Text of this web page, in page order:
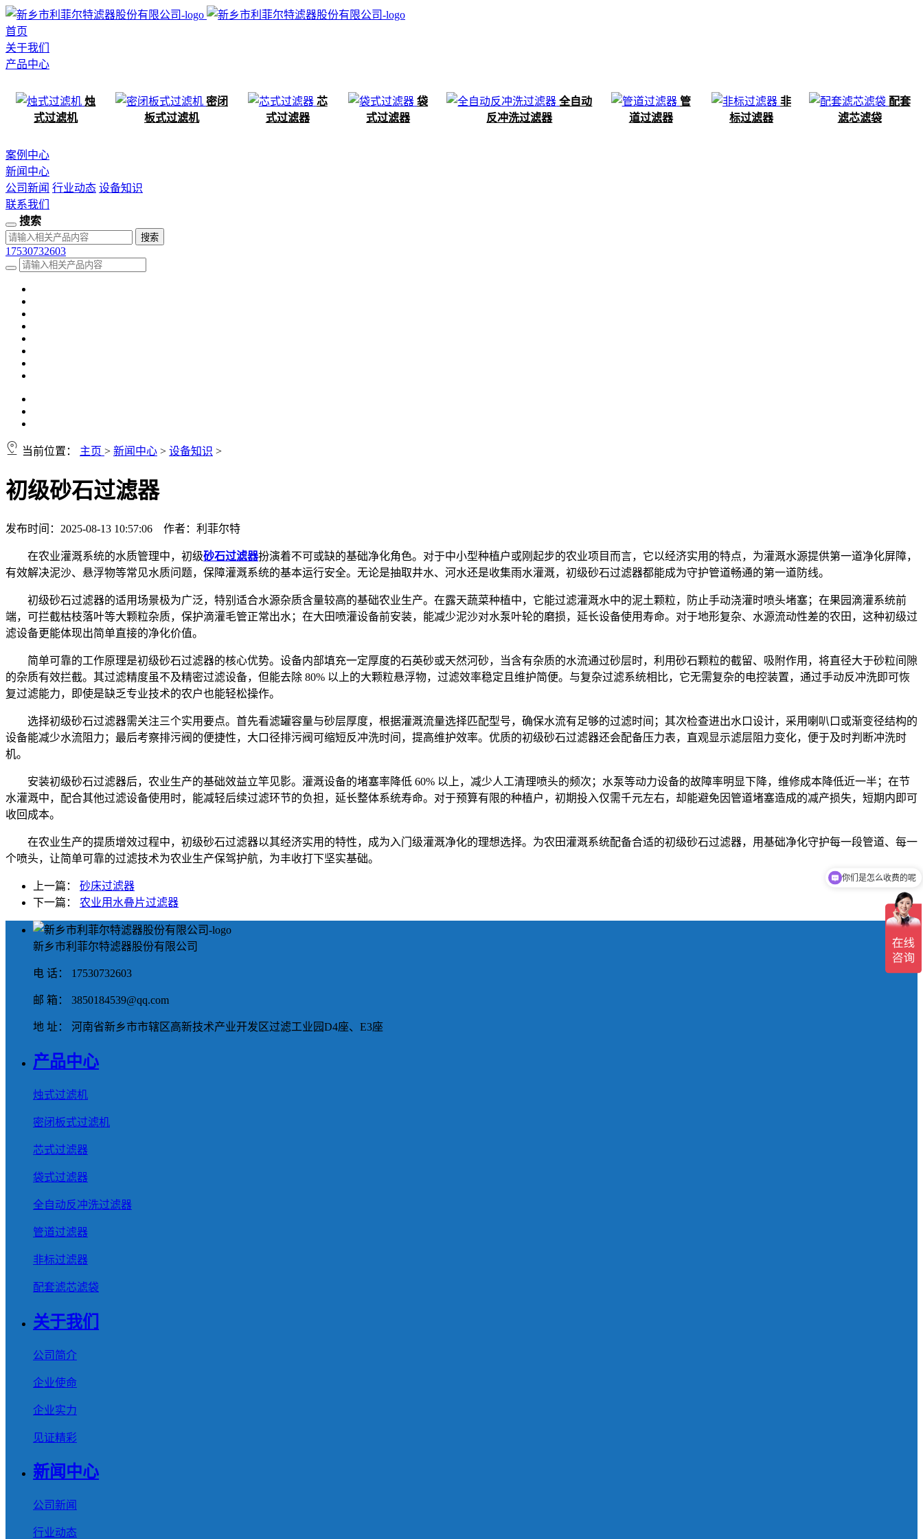
首页
关于我们
产品中心
烛
式过滤机
密闭
板式过滤机
芯
式过滤器
袋
式过滤器
全自动
反冲洗过滤器
管
道过滤器
非
标过滤器
配套
滤芯滤袋
案例中心
新闻中心
公司新闻 行业动态 设备知识
联系我们
搜索
17530732603
当前位置： 主页 > 新闻中心 > 设备知识 >
初级砂石过滤器
发布时间：2025-08-13 10:57:06 作者：利菲尔特
在农业灌溉系统的水质管理中，初级砂石过滤器扮演着不可或缺的基础净化角色。对于中小型种植户或刚起步的农业项目而言，它以经济实用的特点，为灌溉水源提供第一道净化屏障，
有效解决泥沙、悬浮物等常见水质问题，保障灌溉系统的基本运行安全。无论是抽取井水、河水还是收集雨水灌溉，初级砂石过滤器都能成为守护管道畅通的第一道防线。
初级砂石过滤器的适用场景极为广泛，特别适合水源杂质含量较高的基础农业生产。在露天蔬菜种植中，它能过滤灌溉水中的泥土颗粒，防止手动浇灌时喷头堵塞；在果园滴灌系统前
端，可拦截枯枝落叶等大颗粒杂质，保护滴灌毛管正常出水；在大田喷灌设备前安装，能减少泥沙对水泵叶轮的磨损，延长设备使用寿命。对于地形复杂、水源流动性差的农田，这种初级过
滤设备更能体现出简单直接的净化价值。
简单可靠的工作原理是初级砂石过滤器的核心优势。设备内部填充一定厚度的石英砂或天然河砂，当含有杂质的水流通过砂层时，利用砂石颗粒的截留、吸附作用，将直径大于砂粒间隙
的杂质有效拦截。其过滤精度虽不及精密过滤设备，但能去除 80% 以上的大颗粒悬浮物，过滤效率稳定且维护简便。与复杂过滤系统相比，它无需复杂的电控装置，通过手动反冲洗即可恢
复过滤能力，即使是缺乏专业技术的农户也能轻松操作。
选择初级砂石过滤器需关注三个实用要点。首先看滤罐容量与砂层厚度，根据灌溉流量选择匹配型号，确保水流有足够的过滤时间；其次检查进出水口设计，采用喇叭口或渐变径结构的
设备能减少水流阻力；最后考察排污阀的便捷性，大口径排污阀可缩短反冲洗时间，提高维护效率。优质的初级砂石过滤器还会配备压力表，直观显示滤层阻力变化，便于及时判断冲洗时
机。
安装初级砂石过滤器后，农业生产的基础效益立竿见影。灌溉设备的堵塞率降低 60% 以上，减少人工清理喷头的频次；水泵等动力设备的故障率明显下降，维修成本降低近一半；在节
水灌溉中，配合其他过滤设备使用时，能减轻后续过滤环节的负担，延长整体系统寿命。对于预算有限的种植户，初期投入仅需千元左右，却能避免因管道堵塞造成的减产损失，短期内即可
收回成本。
在农业生产的提质增效过程中，初级砂石过滤器以其经济实用的特性，成为入门级灌溉净化的理想选择。为农田灌溉系统配备合适的初级砂石过滤器，用基础净化守护每一段管道、每一
个喷头，让简单可靠的过滤技术为农业生产保驾护航，为丰收打下坚实基础。
上一篇： 砂床过滤器
下一篇： 农业用水叠片过滤器
新乡市利菲尔特滤器股份有限公司
电 话： 17530732603
邮 箱： 3850184539@qq.com
地 址： 河南省新乡市市辖区高新技术产业开发区过滤工业园D4座、E3座
产品中心
烛式过滤机
密闭板式过滤机
芯式过滤器
袋式过滤器
全自动反冲洗过滤器
管道过滤器
非标过滤器
配套滤芯滤袋
关于我们
公司简介
企业使命
企业实力
见证精彩
新闻中心
公司新闻
行业动态
你们是怎么收费的呢
现在有优惠活动吗